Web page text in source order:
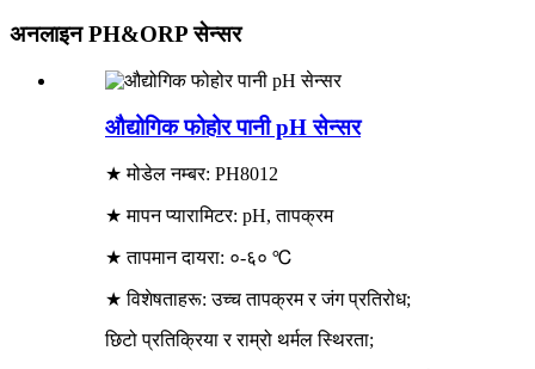
अनलाइन PH&ORP सेन्सर
औद्योगिक फोहोर पानी pH सेन्सर
★ मोडेल नम्बर: PH8012
★ मापन प्यारामिटर: pH, तापक्रम
★ तापमान दायरा: ०-६० ℃
★ विशेषताहरू: उच्च तापक्रम र जंग प्रतिरोध;
छिटो प्रतिक्रिया र राम्रो थर्मल स्थिरता;